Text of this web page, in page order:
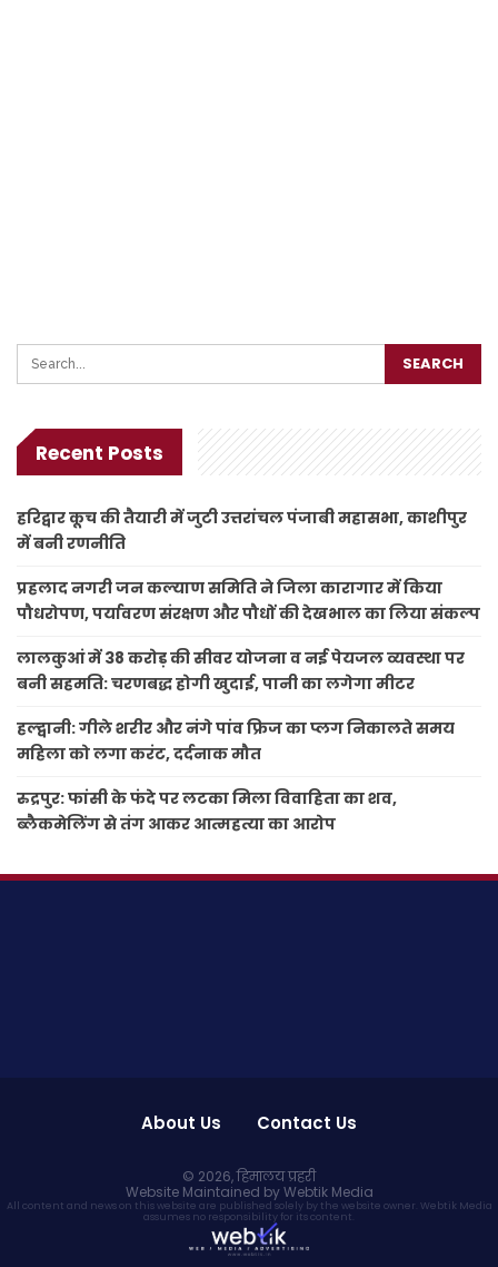
Recent Posts
हरिद्वार कूच की तैयारी में जुटी उत्तरांचल पंजाबी महासभा, काशीपुर
में बनी रणनीति
प्रहलाद नगरी जन कल्याण समिति ने जिला कारागार में किया
पौधरोपण, पर्यावरण संरक्षण और पौधों की देखभाल का लिया संकल्प
लालकुआं में 38 करोड़ की सीवर योजना व नई पेयजल व्यवस्था पर
बनी सहमति: चरणबद्ध होगी खुदाई, पानी का लगेगा मीटर
हल्द्वानी: गीले शरीर और नंगे पांव फ्रिज का प्लग निकालते समय
महिला को लगा करंट, दर्दनाक मौत
रुद्रपुर: फांसी के फंदे पर लटका मिला विवाहिता का शव,
ब्लैकमेलिंग से तंग आकर आत्महत्या का आरोप
About Us Contact Us
© 2026,हिमालय प्रहरी
Website Maintained by Webtik Media
All content and news on this website are published solely by the website owner. Webtik Media
assumes no responsibility for its content.